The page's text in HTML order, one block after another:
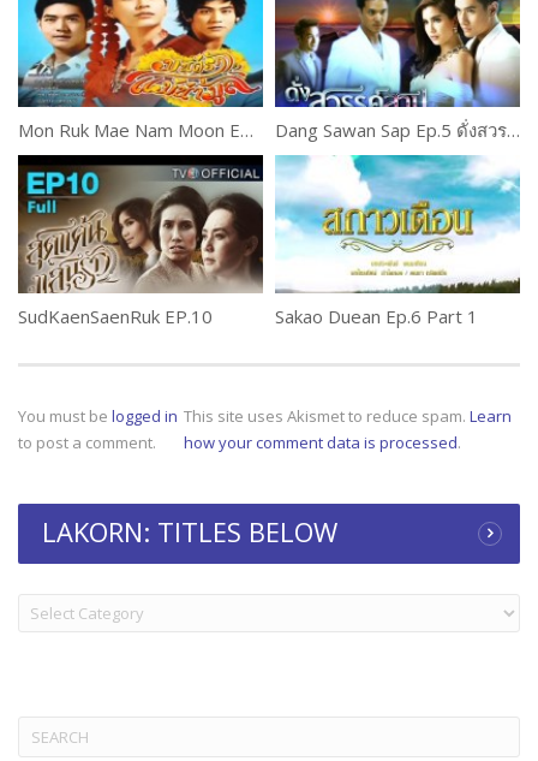
Mon Ruk Mae Nam Moon Ep.7 (2 of 2) Dang Sawan Sap Ep.5 ดั่งสวรรค์สาป
SudKaenSaenRuk EP.10 Sakao Duean Ep.6 Part 1
You must be logged in
to post a comment.
This site uses Akismet to reduce spam. Learn
how your comment data is processed.
LAKORN: TITLES BELOW
LAKORN:
TITLES
Search
for: